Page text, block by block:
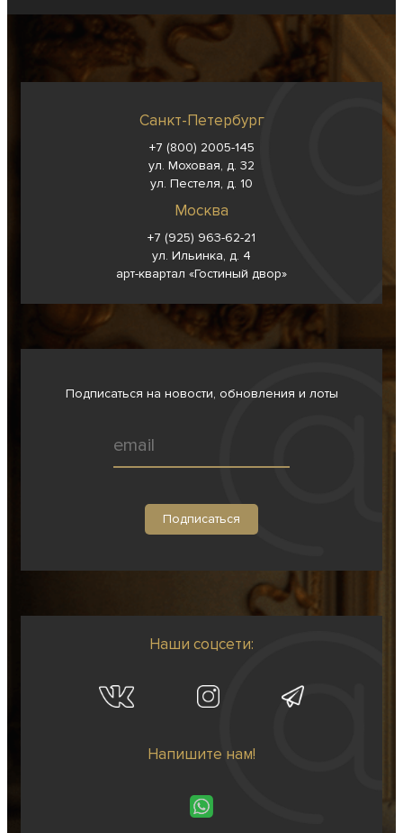
Санкт-Петербург
+7 (800) 2005-145
ул. Моховая, д. 32
ул. Пестеля, д. 10
Москва
+7 (925) 963-62-21
ул. Ильинка, д. 4
арт-квартал «Гостиный двор»
Подписаться на новости, обновления и лоты
Наши соцсети:
Напишите нам!